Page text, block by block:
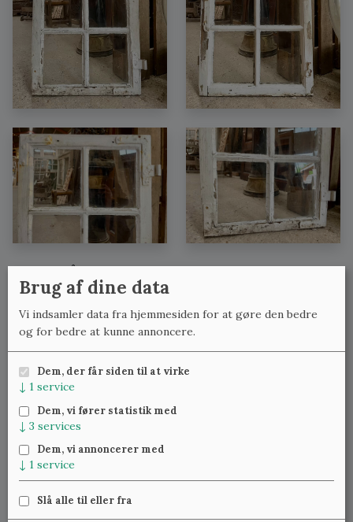
Se også:
Løse vinduer uden karme med lignende mål
Løse vinduer uden karme med lignende bredde
Løse vinduer uden karme med lignende højde
nye varer.
Brug af dine data
Vi indsamler data fra hjemmesiden for at gøre den bedre
og for bedre at kunne annoncere.
Dem, der får siden til at virke
↓ 1 service
Dem, vi fører statistik med
↓ 3 services
Dem, vi annoncerer med
↓ 1 service
Slå alle til eller fra